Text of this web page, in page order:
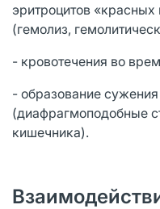
эритроцитов
(гемолиз,
- кровотечения во
- образование
(диафрагмоподобные
кишечника).